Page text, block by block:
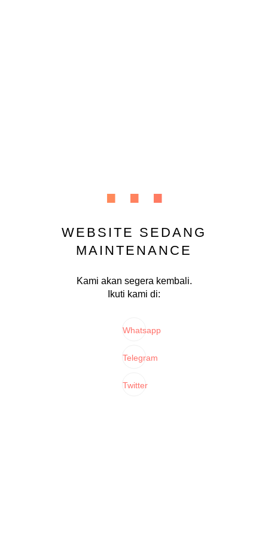
...
WEBSITE SEDANG
MAINTENANCE
Kami akan segera kembali.
Ikuti kami di:
Whatsapp
Telegram
Twitter